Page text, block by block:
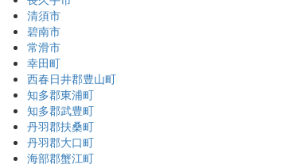
清須市
碧南市
常滑市
幸田町
西春日井郡豊山町
知多郡東浦町
知多郡武豊町
丹羽郡扶桑町
丹羽郡大口町
海部郡蟹江町